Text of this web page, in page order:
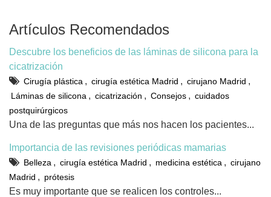
Artículos Recomendados
Descubre los beneficios de las láminas de silicona para la
cicatrización
Cirugía plástica , cirugía estética Madrid , cirujano Madrid ,
Láminas de silicona , cicatrización , Consejos , cuidados
postquirúrgicos
Una de las preguntas que más nos hacen los pacientes...
Importancia de las revisiones periódicas mamarias
Belleza , cirugía estética Madrid , medicina estética , cirujano
Madrid , prótesis
Es muy importante que se realicen los controles...